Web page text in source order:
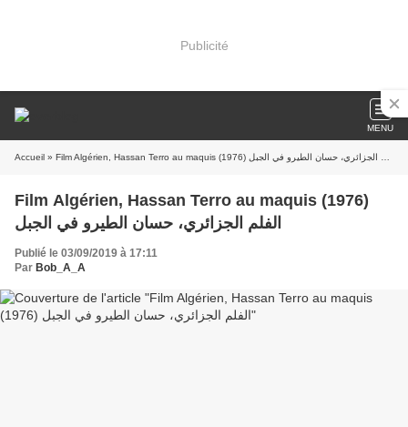
Publicité
MENU
Accueil » Film Algérien, Hassan Terro au maquis (1976) الفلم الجزائري، حسان الطيرو في الجبل
Film Algérien, Hassan Terro au maquis (1976)
الفلم الجزائري، حسان الطيرو في الجبل
Publié le 03/09/2019 à 17:11
Par Bob_A_A